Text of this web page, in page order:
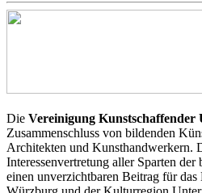
Die Vereinigung Kunstschaffender
Zusammenschluss von bildenden
Architekten und Kunsthandwerkern.
Interessenvertretung aller Sparten
einen unverzichtbaren Beitrag für